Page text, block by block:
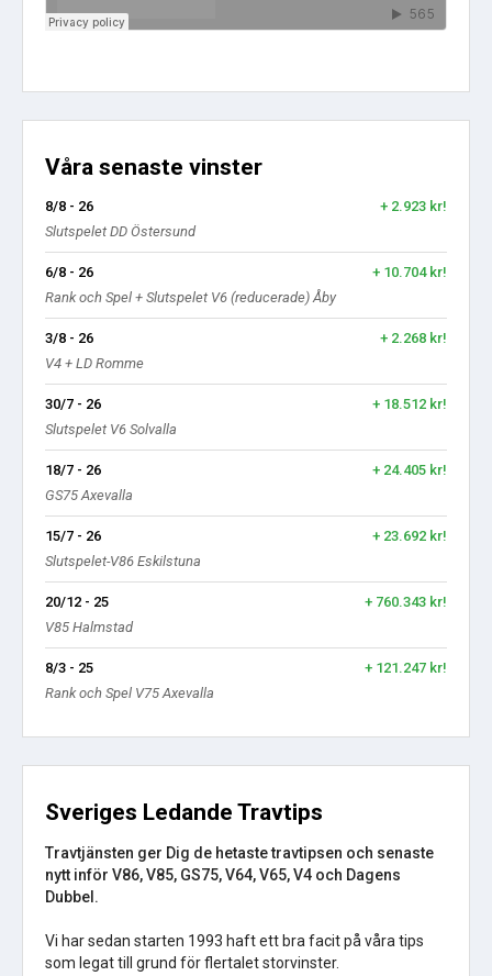
Våra senaste vinster
8/8 - 26
+ 2.923 kr!
Slutspelet DD Östersund
6/8 - 26
+ 10.704 kr!
Rank och Spel + Slutspelet V6 (reducerade) Åby
3/8 - 26
+ 2.268 kr!
V4 + LD Romme
30/7 - 26
+ 18.512 kr!
Slutspelet V6 Solvalla
18/7 - 26
+ 24.405 kr!
GS75 Axevalla
15/7 - 26
+ 23.692 kr!
Slutspelet-V86 Eskilstuna
20/12 - 25
+ 760.343 kr!
V85 Halmstad
8/3 - 25
+ 121.247 kr!
Rank och Spel V75 Axevalla
Sveriges Ledande Travtips
Travtjänsten ger Dig de hetaste travtipsen och senaste
nytt inför V86, V85, GS75, V64, V65, V4 och Dagens
Dubbel.
Vi har sedan starten 1993 haft ett bra facit på våra tips
som legat till grund för flertalet storvinster.